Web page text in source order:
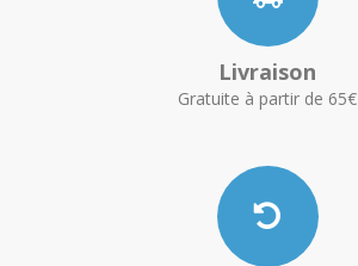
Livraison
Gratuite à partir de 65€